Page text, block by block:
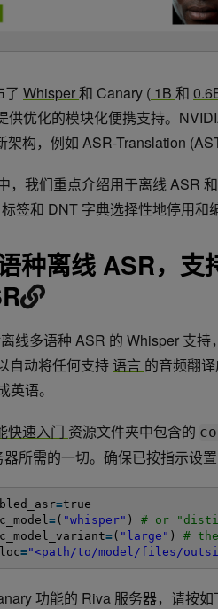
了 Whisper和 Canary ( 1B 和
供优化的模块化便携支持。
架构，例如 ASR-Translation
，我们重点介绍用于离线 ASR
签和 DNT 字典选择性地停用和
种离线 ASR，
线多语种 ASR 的 Whisper 支持
自动将任何支持语言 的音频翻
英语。
快速入门 资源文件夹中包含的
所需的一切。确保已按指示设置
=true
=( "whisper" ) # or
=( "large" ) #
="<path/to/model/files/
功能的 Riva 服务器，请按如